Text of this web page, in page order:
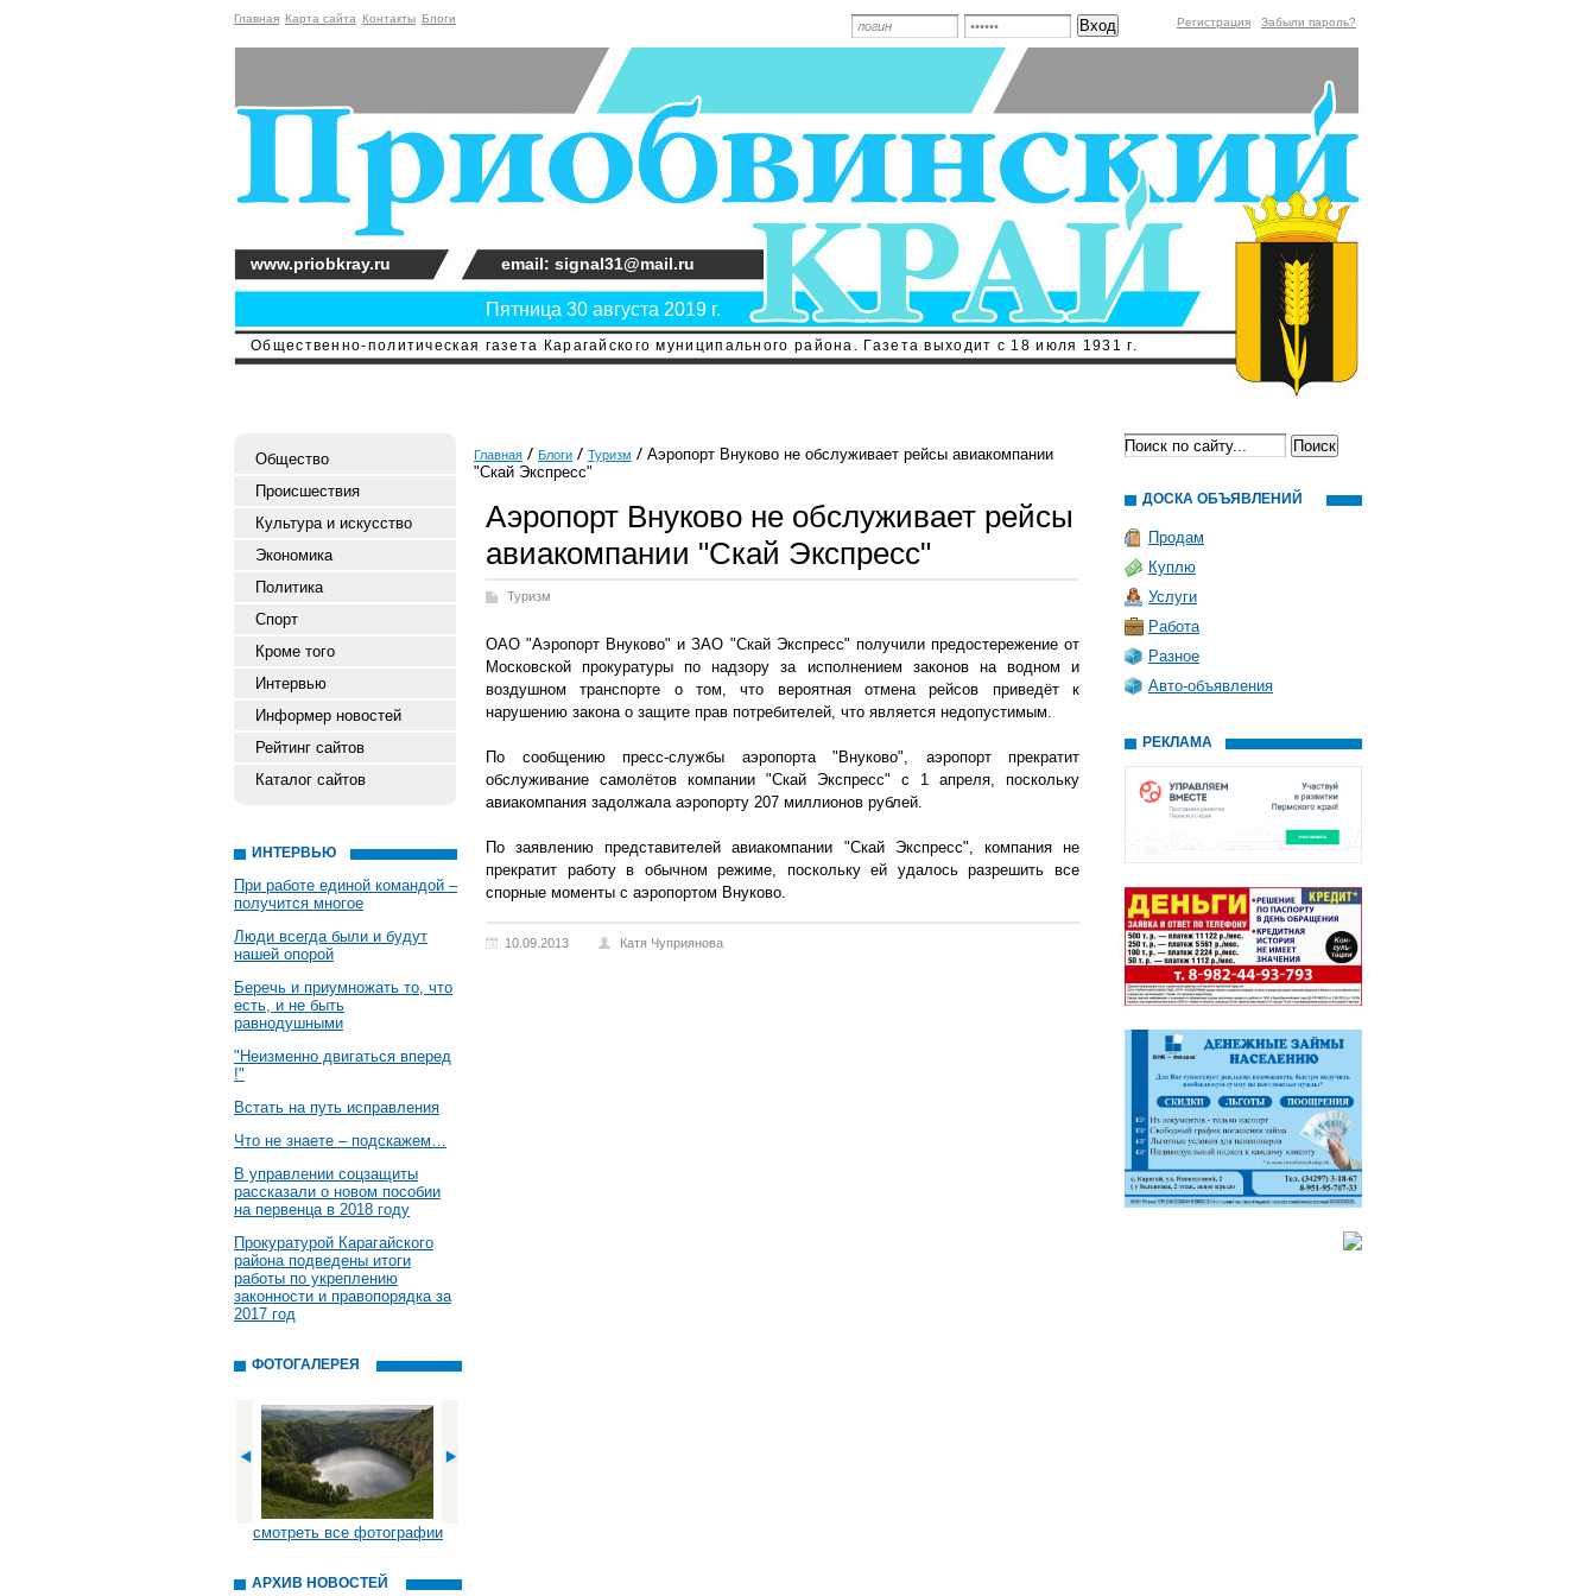
Главная Карта сайта Контакты Блоги Регистрация Забыли пароль?
Общественно-политическая газета Карагайского муниципального района. Газета выходит с 18 июля 1931 г.
Пятница 30 августа 2019 г.
www.priobkray.ru email: signal31@mail.ru
Общество
Происшествия
Культура и искусство
Экономика
Политика
Спорт
Кроме того
Интервью
Информер новостей
Рейтинг сайтов
Каталог сайтов
ИНТЕРВЬЮ
При работе единой командой –
получится многое
Люди всегда были и будут
нашей опорой
Беречь и приумножать то, что
есть, и не быть
равнодушными
"Неизменно двигаться вперед
!"
Встать на путь исправления
Что не знаете – подскажем…
В управлении соцзащиты
рассказали о новом пособии
на первенца в 2018 году
Прокуратурой Карагайского
района подведены итоги
работы по укреплению
законности и правопорядка за
2017 год
ФОТОГАЛЕРЕЯ
смотреть все фотографии
АРХИВ НОВОСТЕЙ
Главная Блоги Туризм
Аэропорт Внуково не обслуживает рейсы авиакомпании
"Скай Экспресс"
Аэропорт Внуково не обслуживает рейсы
авиакомпании "Скай Экспресс"
Туризм
ОАО "Аэропорт Внуково" и ЗАО "Скай Экспресс" получили предостережение от
Московской прокуратуры по надзору за исполнением законов на водном и
воздушном транспорте о том, что вероятная отмена рейсов приведёт к
нарушению закона о защите прав потребителей, что является недопустимым.
По сообщению пресс-службы аэропорта "Внуково", аэропорт прекратит
обслуживание самолётов компании "Скай Экспресс" с 1 апреля, поскольку
авиакомпания задолжала аэропорту 207 миллионов рублей.
По заявлению представителей авиакомпании "Скай Экспресс", компания не
прекратит работу в обычном режиме, поскольку ей удалось разрешить все
спорные моменты с аэропортом Внуково.
10.09.2013 Катя Чуприянова
ДОСКА ОБЪЯВЛЕНИЙ
Продам
Куплю
Услуги
Работа
Разное
Авто-объявления
РЕКЛАМА